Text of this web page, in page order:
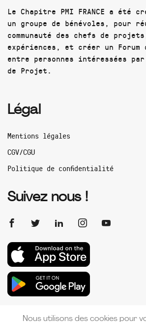
Le Chapitre PMI FRANCE a été
un groupe de bénévoles, pour
communauté des chefs de
expériences, et créer un Forum
entre personnes intéressées par
de Projet.
Légal
Mentions légales
CGV/CGU
Politique de confidentialité
Suivez nous !
Nous utilisons des cookies pour